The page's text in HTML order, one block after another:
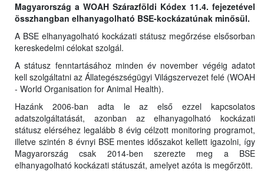
Magyarország a WOAH Szárazföldi Kódex 11.4. fejezetével
összhangban elhanyagolható BSE-kockázatúnak minősül.
A BSE elhanyagolható kockázati státusz megőrzése elsősorban
kereskedelmi célokat szolgál.
A státusz fenntartásához minden év november végéig adatot
kell szolgáltatni az Állategészségügyi Világszervezet felé (WOAH
- World Organisation for Animal Health).
Hazánk 2006-ban adta le az első ezzel kapcsolatos
adatszolgáltatását, azonban az elhanyagolható kockázati
státusz elérséhez legalább 8 évig célzott monitoring programot,
illetve szintén 8 évnyi BSE mentes időszakot kellett igazolni, így
Magyarország csak 2014-ben szerezte meg a BSE
elhanyagolható kockázati státuszát, amelyet azóta is megőrzött.